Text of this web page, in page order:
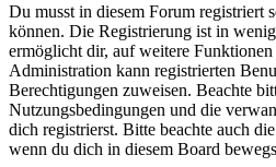
Du musst in diesem Forum registriert
können. Die Registrierung ist in
ermöglicht dir, auf weitere
Administration kann registrierten
Berechtigungen zuweisen. Beachte
Nutzungsbedingungen und die
dich registrierst. Bitte beachte auch
wenn du dich in diesem Board